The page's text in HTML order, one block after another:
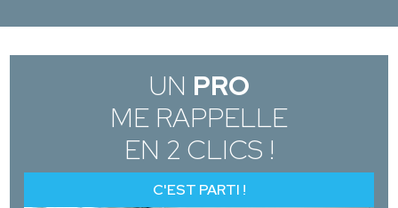
UN PRO
ME RAPPELLE
EN 2 CLICS !
C'EST PARTI !